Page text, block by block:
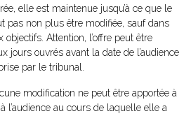
elle est maintenue jusqu’à ce que le
pas non plus être modifiée, sauf dans
Attention, l’offre peut être
jours ouvrés avant la date de l’audience
par le tribunal.
modification ne peut être apportée à
l’audience au cours de laquelle elle a